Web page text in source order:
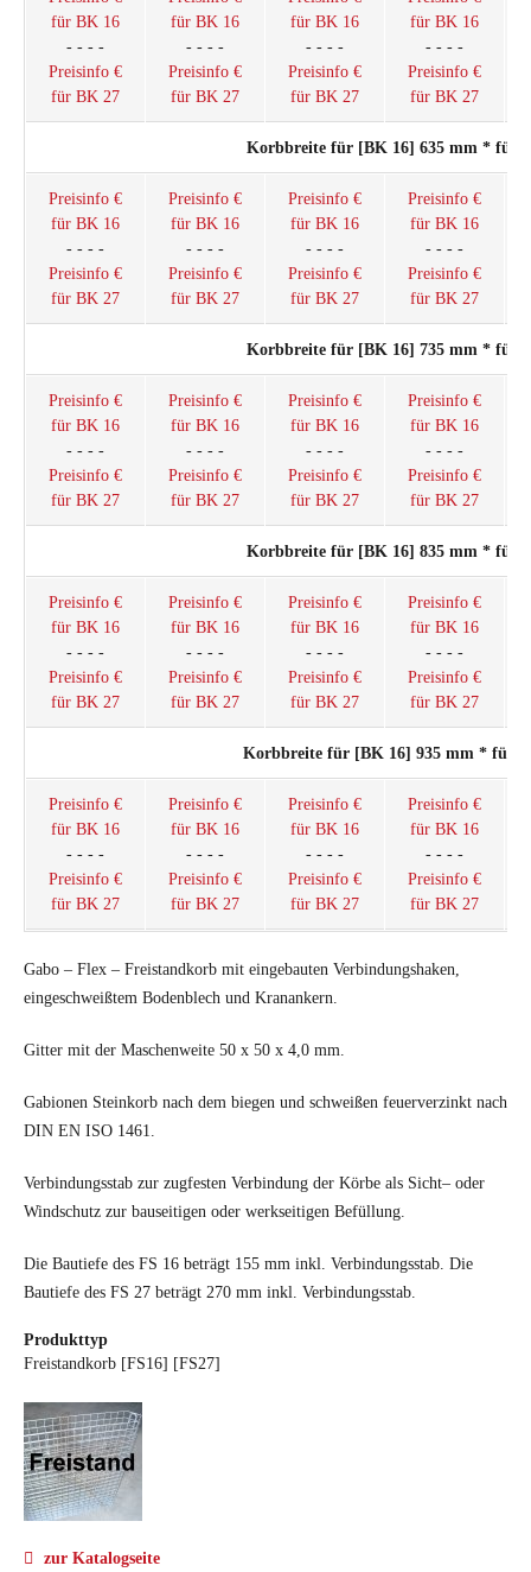
für BK 16
- - - -
Preisinfo €
für BK 27
für BK 16
- - - -
Preisinfo €
für BK 27
für BK 16
- - - -
Preisinfo €
für BK 27
für BK 16
- - - -
Preisinfo €
für BK 27
Korbbreite für [BK 16] 635 mm * für
Preisinfo €
für BK 16
- - - -
Preisinfo €
für BK 27
Preisinfo €
für BK 16
- - - -
Preisinfo €
für BK 27
Preisinfo €
für BK 16
- - - -
Preisinfo €
für BK 27
Preisinfo €
für BK 16
- - - -
Preisinfo €
für BK 27
Korbbreite für [BK 16] 735 mm * für
Preisinfo €
für BK 16
- - - -
Preisinfo €
für BK 27
Preisinfo €
für BK 16
- - - -
Preisinfo €
für BK 27
Preisinfo €
für BK 16
- - - -
Preisinfo €
für BK 27
Preisinfo €
für BK 16
- - - -
Preisinfo €
für BK 27
Korbbreite für [BK 16] 835 mm * für
Preisinfo €
für BK 16
- - - -
Preisinfo €
für BK 27
Preisinfo €
für BK 16
- - - -
Preisinfo €
für BK 27
Preisinfo €
für BK 16
- - - -
Preisinfo €
für BK 27
Preisinfo €
für BK 16
- - - -
Preisinfo €
für BK 27
Korbbreite für [BK 16] 935 mm * für
Preisinfo €
für BK 16
- - - -
Preisinfo €
für BK 27
Preisinfo €
für BK 16
- - - -
Preisinfo €
für BK 27
Preisinfo €
für BK 16
- - - -
Preisinfo €
für BK 27
Preisinfo €
für BK 16
- - - -
Preisinfo €
für BK 27
Gabo – Flex – Freistandkorb mit eingebauten Verbindungshaken,
eingeschweißtem Bodenblech und Kranankern.
Gitter mit der Maschenweite 50 x 50 x 4,0 mm.
Gabionen Steinkorb nach dem biegen und schweißen feuerverzinkt nach
DIN EN ISO 1461.
Verbindungsstab zur zugfesten Verbindung der Körbe als Sicht– oder
Windschutz zur bauseitigen oder werkseitigen Befüllung.
Die Bautiefe des FS 16 beträgt 155 mm inkl. Verbindungsstab. Die
Bautiefe des FS 27 beträgt 270 mm inkl. Verbindungsstab.
Produkttyp
Freistandkorb [FS16] [FS27]
zur Katalogseite